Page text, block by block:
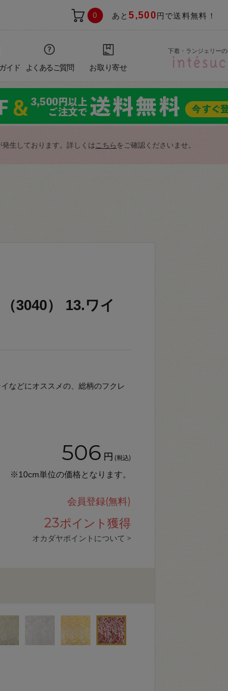
0 あと5,500 円で送料無料！
イド よくあるご質問 お取り寄せ
下着・ランジェリー
生しております。詳しくはこちら をご確認くださいませ。
3040） 13.ワイ
などにオススメの、総柄のフクレ
506 円 (税込)
※10cm単位の価格となります。
会員登録(無料)
23ポイント獲得
オカダヤポイントについて >